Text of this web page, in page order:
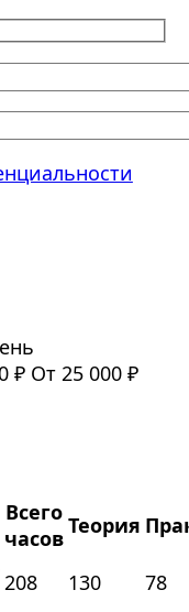
₽ От 25 000 ₽
Всего
часовТеория
208 130 78